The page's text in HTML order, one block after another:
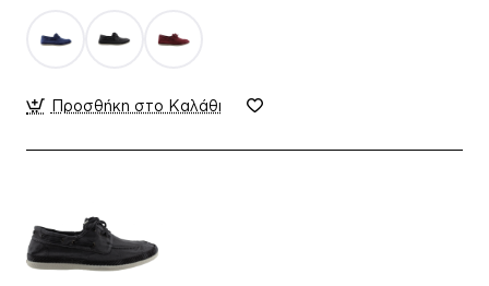
Προσθήκη στο Καλάθι